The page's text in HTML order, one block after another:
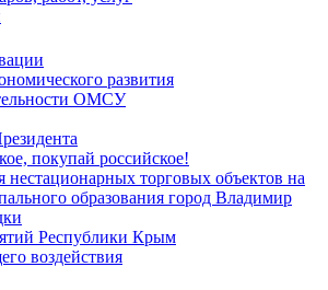
развития
ОМСУ
покупай российское!
нестационарных торговых объектов на
образования город Владимир
Республики Крым
воздействия